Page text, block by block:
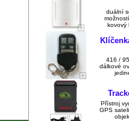
duální
kovový
416 /
dálkové
Přístroj
GPS